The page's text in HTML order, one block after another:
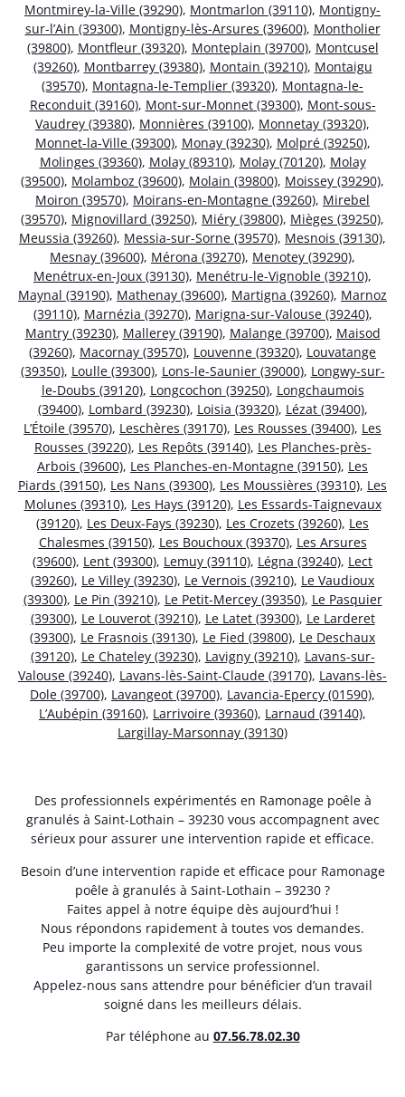
Montmirey-la-Ville (39290), Montmarlon (39110), Montigny-
sur-l’Ain (39300), Montigny-lès-Arsures (39600), Montholier
(39800), Montfleur (39320), Monteplain (39700), Montcusel
(39260), Montbarrey (39380), Montain (39210), Montaigu
(39570), Montagna-le-Templier (39320), Montagna-le-
Reconduit (39160), Mont-sur-Monnet (39300), Mont-sous-
Vaudrey (39380), Monnières (39100), Monnetay (39320),
Monnet-la-Ville (39300), Monay (39230), Molpré (39250),
Molinges (39360), Molay (89310), Molay (70120), Molay
(39500), Molamboz (39600), Molain (39800), Moissey (39290),
Moiron (39570), Moirans-en-Montagne (39260), Mirebel
(39570), Mignovillard (39250), Miéry (39800), Mièges (39250),
Meussia (39260), Messia-sur-Sorne (39570), Mesnois (39130),
Mesnay (39600), Mérona (39270), Menotey (39290),
Menétrux-en-Joux (39130), Menétru-le-Vignoble (39210),
Maynal (39190), Mathenay (39600), Martigna (39260), Marnoz
(39110), Marnézia (39270), Marigna-sur-Valouse (39240),
Mantry (39230), Mallerey (39190), Malange (39700), Maisod
(39260), Macornay (39570), Louvenne (39320), Louvatange
(39350), Loulle (39300), Lons-le-Saunier (39000), Longwy-sur-
le-Doubs (39120), Longcochon (39250), Longchaumois
(39400), Lombard (39230), Loisia (39320), Lézat (39400),
L’Étoile (39570), Leschères (39170), Les Rousses (39400), Les
Rousses (39220), Les Repôts (39140), Les Planches-près-
Arbois (39600), Les Planches-en-Montagne (39150), Les
Piards (39150), Les Nans (39300), Les Moussières (39310), Les
Molunes (39310), Les Hays (39120), Les Essards-Taignevaux
(39120), Les Deux-Fays (39230), Les Crozets (39260), Les
Chalesmes (39150), Les Bouchoux (39370), Les Arsures
(39600), Lent (39300), Lemuy (39110), Légna (39240), Lect
(39260), Le Villey (39230), Le Vernois (39210), Le Vaudioux
(39300), Le Pin (39210), Le Petit-Mercey (39350), Le Pasquier
(39300), Le Louverot (39210), Le Latet (39300), Le Larderet
(39300), Le Frasnois (39130), Le Fied (39800), Le Deschaux
(39120), Le Chateley (39230), Lavigny (39210), Lavans-sur-
Valouse (39240), Lavans-lès-Saint-Claude (39170), Lavans-lès-
Dole (39700), Lavangeot (39700), Lavancia-Epercy (01590),
L’Aubépin (39160), Larrivoire (39360), Larnaud (39140),
Largillay-Marsonnay (39130)
Des professionnels expérimentés en Ramonage poêle à
granulés à Saint-Lothain – 39230 vous accompagnent avec
sérieux pour assurer une intervention rapide et efficace.
Besoin d’une intervention rapide et efficace pour Ramonage
poêle à granulés à Saint-Lothain – 39230 ?
Faites appel à notre équipe dès aujourd’hui !
Nous répondons rapidement à toutes vos demandes.
Peu importe la complexité de votre projet, nous vous
garantissons un service professionnel.
Appelez-nous sans attendre pour bénéficier d’un travail
soigné dans les meilleurs délais.
Par téléphone au 07.56.78.02.30